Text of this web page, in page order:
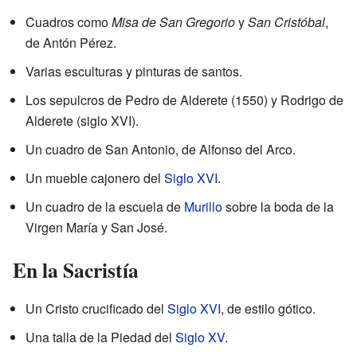
Cuadros comoMisa de San GregorioySan Cristóbal,
de Antón Pérez.
Varias esculturas y pinturas de santos.
Los sepulcros de Pedro de Alderete (1550) y Rodrigo de
Alderete (siglo XVI).
Un cuadro de San Antonio, de Alfonso del Arco.
Un mueble cajonero del Siglo XVI.
Un cuadro de la escuela de Murillosobre la boda de la
Virgen María y San José.
En la Sacristía
Un Cristo crucificado del Siglo XVI, de estilo gótico.
Una talla de la Piedad del Siglo XV.